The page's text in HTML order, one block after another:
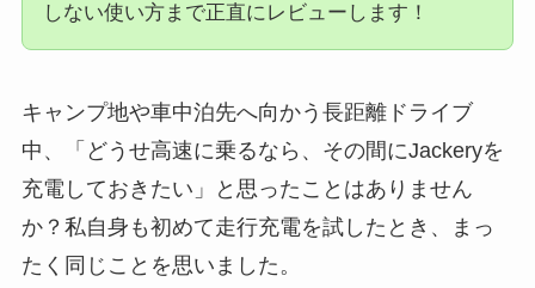
しない使い方まで正直にレビューします！
キャンプ地や車中泊先へ向かう長距離ドライブ
中、「どうせ高速に乗るなら、その間にJackeryを
充電しておきたい」と思ったことはありません
か？私自身も初めて走行充電を試したとき、まっ
たく同じことを思いました。